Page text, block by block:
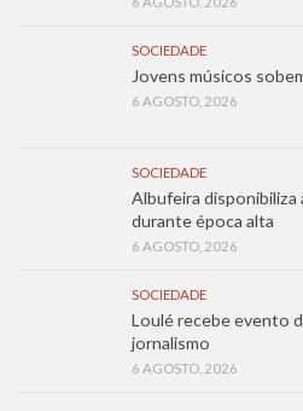
SOCIEDADE
Jovens músicos
6 AGOSTO, 2026
SOCIEDADE
Albufeira disponibiliza
durante época alta
6 AGOSTO, 2026
SOCIEDADE
Loulé recebe evento
jornalismo
6 AGOSTO, 2026